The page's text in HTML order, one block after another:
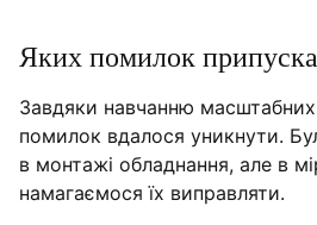
Яких помилок
Завдяки навчанню масштабних
помилок вдалося уникнути.
в монтажі обладнання, але в
намагаємося їх виправляти.